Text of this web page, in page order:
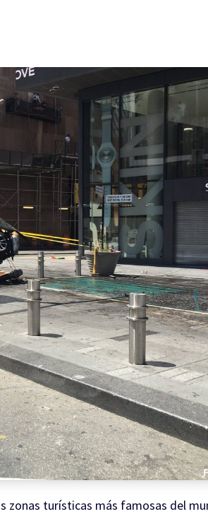
zonas turísticas más famosas del